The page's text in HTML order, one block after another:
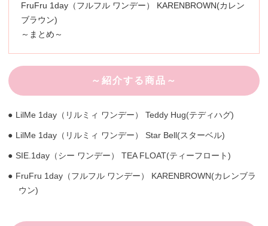
FruFru 1day（フルフル ワンデー） KARENBROWN(カレン
ブラウン)
～まとめ～
～紹介する商品～
LilMe 1day（リルミィ ワンデー） Teddy Hug(テディハグ)
LilMe 1day（リルミィ ワンデー） Star Bell(スターベル)
SIE.1day（シー ワンデー） TEA FLOAT(ティーフロート)
FruFru 1day（フルフル ワンデー） KARENBROWN(カレンブラ
ウン)